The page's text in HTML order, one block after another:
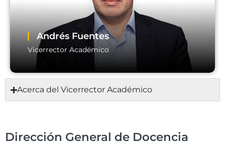
Andrés Fuentes
Vicerrector Académico
Andrés Fuentes
Acerca del Vicerrector Académico
Dirección General de Docencia